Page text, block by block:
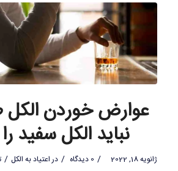
عوارض خوردن الکل
نباید الکل سفید
ژانویه 18, 2022 / 0 دیدگاه / در اعتیاد به الکل /